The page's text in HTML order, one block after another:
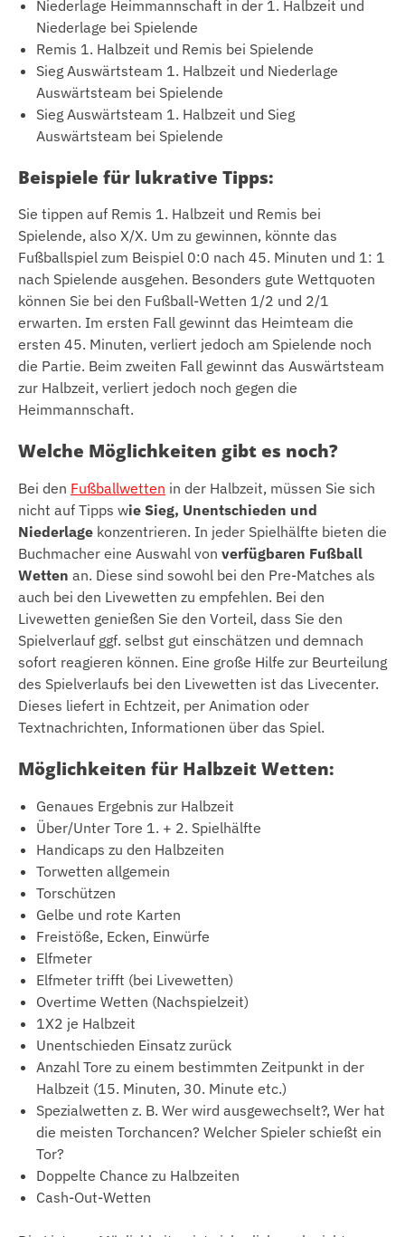
Niederlage Heimmannschaft in der 1. Halbzeit und
Niederlage bei Spielende
Remis 1. Halbzeit und Remis bei Spielende
Sieg Auswärtsteam 1. Halbzeit und Niederlage
Auswärtsteam bei Spielende
Sieg Auswärtsteam 1. Halbzeit und Sieg
Auswärtsteam bei Spielende
Beispiele für lukrative Tipps:
Sie tippen auf Remis 1. Halbzeit und Remis bei
Spielende, also X/X. Um zu gewinnen, könnte das
Fußballspiel zum Beispiel 0:0 nach 45. Minuten und 1: 1
nach Spielende ausgehen. Besonders gute Wettquoten
können Sie bei den Fußball-Wetten 1/2 und 2/1
erwarten. Im ersten Fall gewinnt das Heimteam die
ersten 45. Minuten, verliert jedoch am Spielende noch
die Partie. Beim zweiten Fall gewinnt das Auswärtsteam
zur Halbzeit, verliert jedoch noch gegen die
Heimmannschaft.
Welche Möglichkeiten gibt es noch?
Bei den Fußballwetten in der Halbzeit, müssen Sie sich
nicht auf Tipps wie Sieg, Unentschieden und
Niederlage konzentrieren. In jeder Spielhälfte bieten die
Buchmacher eine Auswahl von verfügbaren Fußball
Wetten an. Diese sind sowohl bei den Pre-Matches als
auch bei den Livewetten zu empfehlen. Bei den
Livewetten genießen Sie den Vorteil, dass Sie den
Spielverlauf ggf. selbst gut einschätzen und demnach
sofort reagieren können. Eine große Hilfe zur Beurteilung
des Spielverlaufs bei den Livewetten ist das Livecenter.
Dieses liefert in Echtzeit, per Animation oder
Textnachrichten, Informationen über das Spiel.
Möglichkeiten für Halbzeit Wetten:
Genaues Ergebnis zur Halbzeit
Über/Unter Tore 1. + 2. Spielhälfte
Handicaps zu den Halbzeiten
Torwetten allgemein
Torschützen
Gelbe und rote Karten
Freistöße, Ecken, Einwürfe
Elfmeter
Elfmeter trifft (bei Livewetten)
Overtime Wetten (Nachspielzeit)
1X2 je Halbzeit
Unentschieden Einsatz zurück
Anzahl Tore zu einem bestimmten Zeitpunkt in der
Halbzeit (15. Minuten, 30. Minute etc.)
Spezialwetten z. B. Wer wird ausgewechselt?, Wer hat
die meisten Torchancen? Welcher Spieler schießt ein
Tor?
Doppelte Chance zu Halbzeiten
Cash-Out-Wetten